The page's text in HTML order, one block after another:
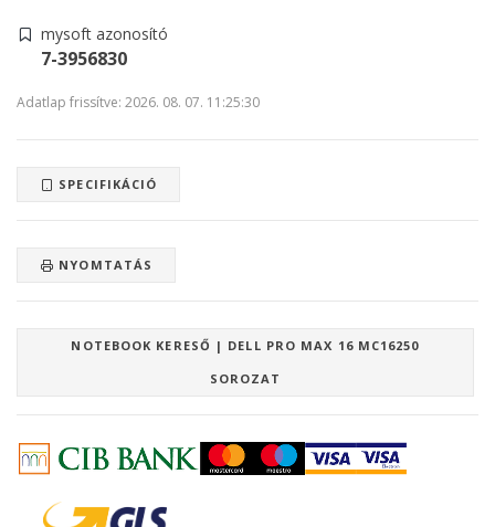
mysoft azonosító
7-3956830
Adatlap frissítve: 2026. 08. 07. 11:25:30
SPECIFIKÁCIÓ
NYOMTATÁS
NOTEBOOK KERESŐ | DELL PRO MAX 16 MC16250
SOROZAT